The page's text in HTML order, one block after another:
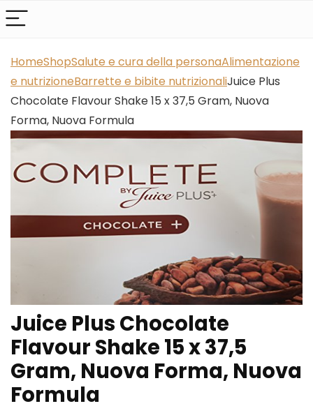
HomeShopSalute e cura della personaAlimentazione
e nutrizioneBarrette e bibite nutrizionaliJuice Plus
Chocolate Flavour Shake 15 x 37,5 Gram, Nuova
Forma, Nuova Formula
Juice Plus Chocolate
Flavour Shake 15 x 37,5
Gram, Nuova Forma, Nuova
Formula